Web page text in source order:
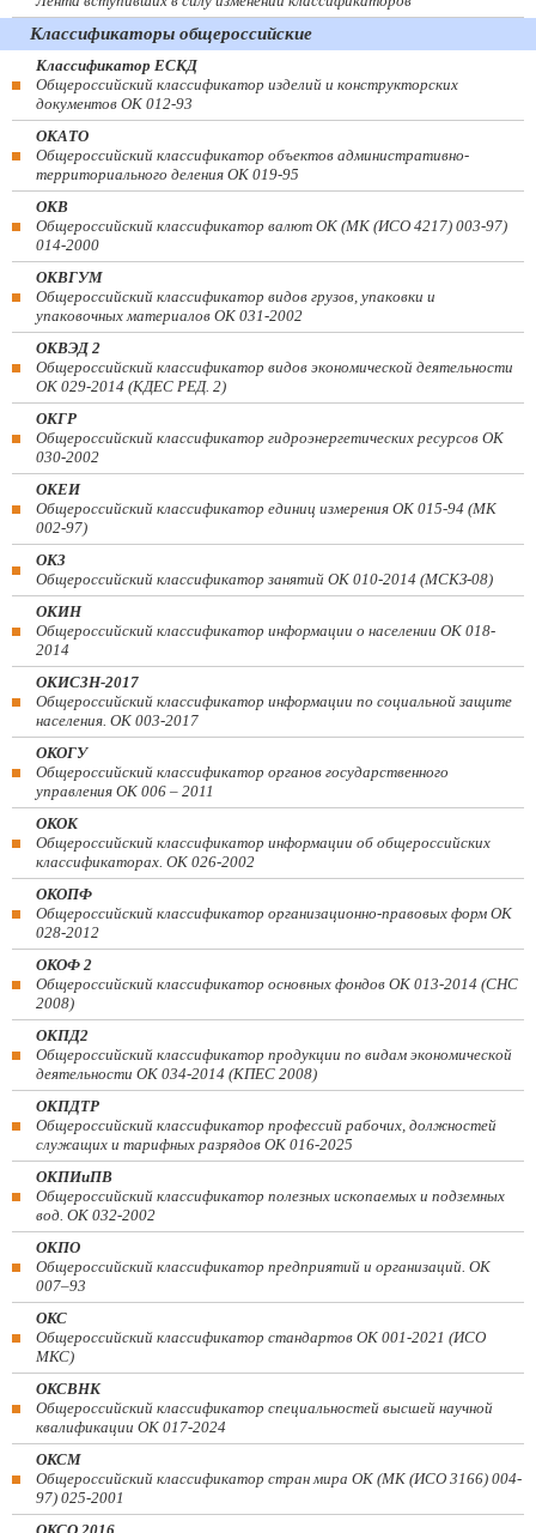
Классификаторы общероссийские
Классификатор ЕСКД
Общероссийский классификатор изделий и конструкторских
документов ОК 012-93
ОКАТО
Общероссийский классификатор объектов административно-
территориального деления ОК 019-95
ОКВ
Общероссийский классификатор валют ОК (МК (ИСО 4217) 003-97)
014-2000
ОКВГУМ
Общероссийский классификатор видов грузов, упаковки и
упаковочных материалов ОК 031-2002
ОКВЭД 2
Общероссийский классификатор видов экономической деятельности
ОК 029-2014 (КДЕС РЕД. 2)
ОКГР
Общероссийский классификатор гидроэнергетических ресурсов ОК
030-2002
ОКЕИ
Общероссийский классификатор единиц измерения ОК 015-94 (МК
002-97)
ОКЗ
Общероссийский классификатор занятий ОК 010-2014 (МСКЗ-08)
ОКИН
Общероссийский классификатор информации о населении ОК 018-
2014
ОКИСЗН-2017
Общероссийский классификатор информации по социальной защите
населения. ОК 003-2017
ОКОГУ
Общероссийский классификатор органов государственного
управления ОК 006 – 2011
ОКОК
Общероссийский классификатор информации об общероссийских
классификаторах. ОК 026-2002
ОКОПФ
Общероссийский классификатор организационно-правовых форм ОК
028-2012
ОКОФ 2
Общероссийский классификатор основных фондов ОК 013-2014 (СНС
2008)
ОКПД2
Общероссийский классификатор продукции по видам экономической
деятельности ОК 034-2014 (КПЕС 2008)
ОКПДТР
Общероссийский классификатор профессий рабочих, должностей
служащих и тарифных разрядов ОК 016-2025
ОКПИиПВ
Общероссийский классификатор полезных ископаемых и подземных
вод. ОК 032-2002
ОКПО
Общероссийский классификатор предприятий и организаций. ОК
007–93
ОКС
Общероссийский классификатор стандартов ОК 001-2021 (ИСО
МКС)
ОКСВНК
Общероссийский классификатор специальностей высшей научной
квалификации ОК 017-2024
ОКСМ
Общероссийский классификатор стран мира ОК (МК (ИСО 3166) 004-
97) 025-2001